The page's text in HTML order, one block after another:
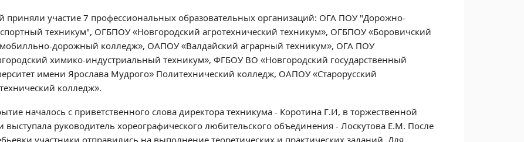
приняли участие 7 профессиональных образовательных организаций: ОГА ПОУ "Дорожно-
техникум", ОГБПОУ «Новгородский агротехнический техникум», ОГБПОУ «Боровичский
дорожный колледж», ОАПОУ «Валдайский аграрный техникум», ОГА ПОУ
химико-индустриальный техникум», ФГБОУ ВО «Новгородский государственный
имени Ярослава Мудрого» Политехнический колледж, ОАПОУ «Старорусский
колледж».
началось с приветственного слова директора техникума - Коротина Г.И, в торжественной
выступала руководитель хореографического любительского объединения - Лоскутова Е.М. После
участники отправились на выполнение теоретических и практических заданий. Для